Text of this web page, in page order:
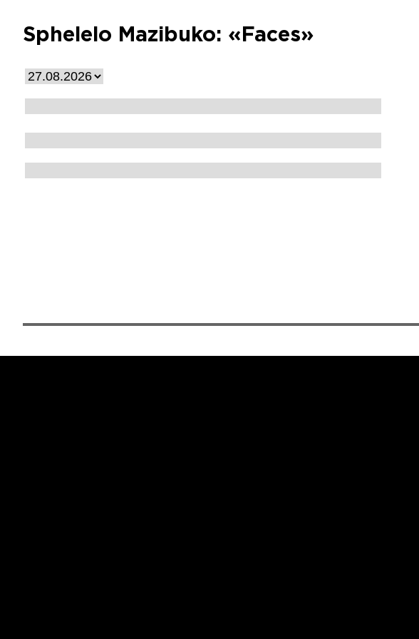
Sphelelo Mazibuko: «Faces»